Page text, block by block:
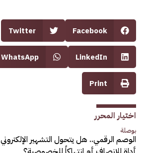
Facebook
Twitter
LinkedIn
WhatsApp
Print
اختيار المحرر
بوصلة
الوصم الرقمي.. هل يتحول التشهير الإلكتروني